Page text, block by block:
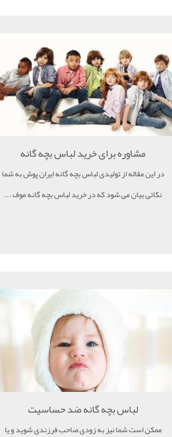
مشاوره برای خرید لباس بچه گانه
در این مقاله از تولیدی لباس بچه گانه ایران پوش به شما
نکاتی بیان می شود که در خرید لباس بچه گانه موف ...
لباس بچه گانه ضد حساسیت
ممکن است شما نیز به زودی صاحب فرزندی شوید و یا